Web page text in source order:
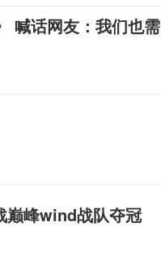
喊话网友：我们也需
巅峰wind战队夺冠